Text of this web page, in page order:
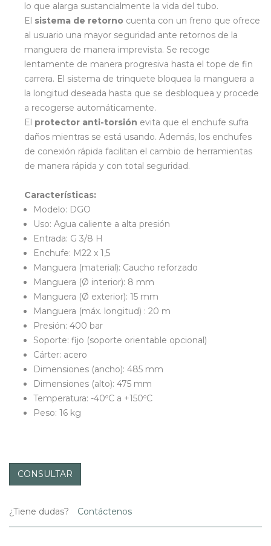
lo que alarga sustancialmente la vida del tubo.
El sistema de retorno cuenta con un freno que ofrece
al usuario una mayor seguridad ante retornos de la
manguera de manera imprevista. Se recoge
lentamente de manera progresiva hasta el tope de fin
carrera. El sistema de trinquete bloquea la manguera a
la longitud deseada hasta que se desbloquea y procede
a recogerse automáticamente.
El protector anti-torsión evita que el enchufe sufra
daños mientras se está usando. Además, los enchufes
de conexión rápida facilitan el cambio de herramientas
de manera rápida y con total seguridad.
Características:
Modelo: DGO
Uso: Agua caliente a alta presión
Entrada: G 3/8 H
Enchufe: M22 x 1,5
Manguera (material): Caucho reforzado
Manguera (Ø interior): 8 mm
Manguera (Ø exterior): 15 mm
Manguera (máx. longitud) : 20 m
Presión: 400 bar
Soporte: fijo (soporte orientable opcional)
Cárter: acero
Dimensiones (ancho): 485 mm
Dimensiones (alto): 475 mm
Temperatura: -40ºC a +150ºC
Peso: 16 kg
CONSULTAR
¿Tiene dudas? Contáctenos